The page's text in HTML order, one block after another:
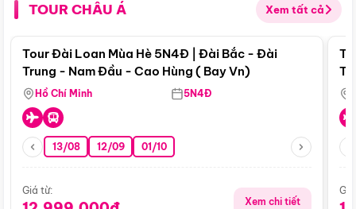
TOUR CHÂU Á Xem tất cả
Điểm nổi bật
Tour Đài Loan Mùa Hè 5N4Đ | Đài Bắc - Đài
Trung - Nam Đầu - Cao Hùng ( Bay Vn)
Hồ Chí Minh 5N4Đ
13/08 12/09 01/10
Giá từ:
Xem chi tiết